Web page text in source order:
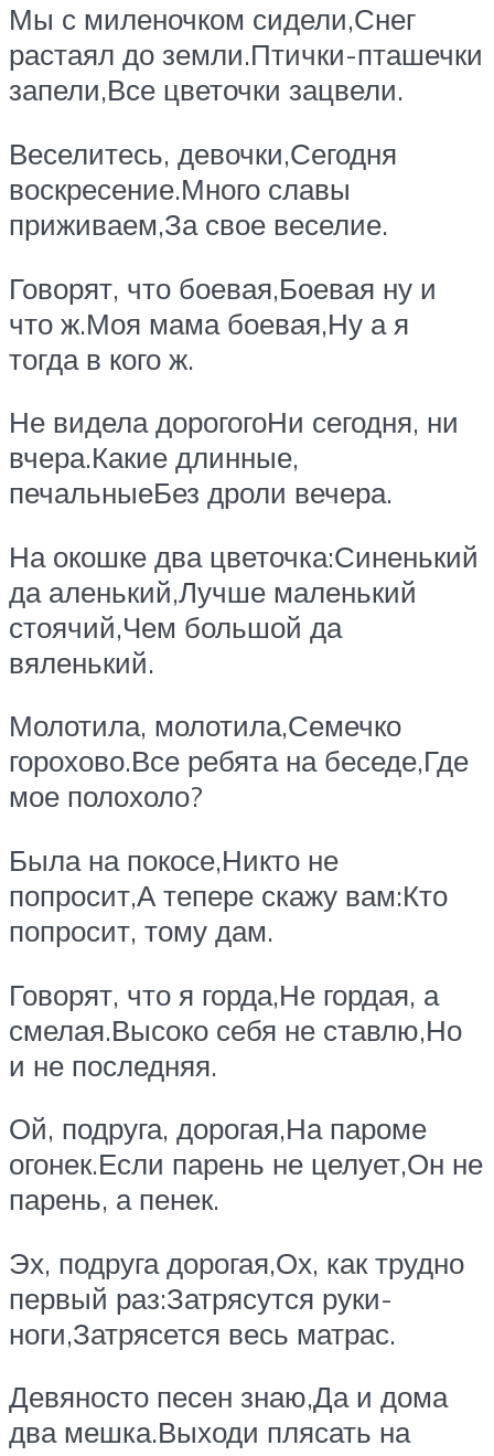
Мы с миленочком сидели,Снег
растаял до земли.Птички-пташечки
запели,Все цветочки зацвели.
Веселитесь, девочки,Сегодня
воскресение.Много славы
приживаем,За свое веселие.
Говорят, что боевая,Боевая ну и
что ж.Моя мама боевая,Ну а я
тогда в кого ж.
Не видела дорогогоНи сегодня, ни
вчера.Какие длинные,
печальныеБез дроли вечера.
На окошке два цветочка:Синенький
да аленький,Лучше маленький
стоячий,Чем большой да
вяленький.
Молотила, молотила,Семечко
горохово.Все ребята на беседе,Где
мое полохоло?
Была на покосе,Никто не
попросит,А тепере скажу вам:Кто
попросит, тому дам.
Говорят, что я горда,Не гордая, а
смелая.Высоко себя не ставлю,Но
и не последняя.
Ой, подруга, дорогая,На пароме
огонек.Если парень не целует,Он не
парень, а пенек.
Эх, подруга дорогая,Ох, как трудно
первый раз:Затрясутся руки-
ноги,Затрясется весь матрас.
Девяносто песен знаю,Да и дома
два мешка.Выходи плясать на